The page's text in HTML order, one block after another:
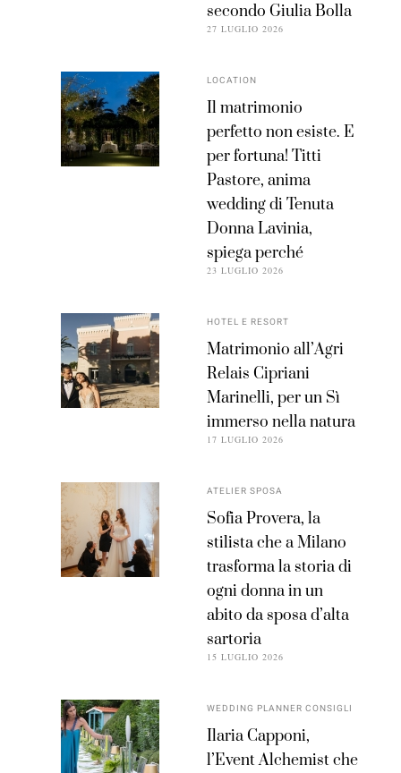
secondo Giulia Bolla
27 LUGLIO 2026
LOCATION
Il matrimonio
perfetto non esiste. E
per fortuna! Titti
Pastore, anima
wedding di Tenuta
Donna Lavinia,
spiega perché
23 LUGLIO 2026
HOTEL E RESORT
Matrimonio all’Agri
Relais Cipriani
Marinelli, per un Sì
immerso nella natura
17 LUGLIO 2026
ATELIER SPOSA
Sofia Provera, la
stilista che a Milano
trasforma la storia di
ogni donna in un
abito da sposa d’alta
sartoria
15 LUGLIO 2026
WEDDING PLANNER CONSIGLI
Ilaria Capponi,
l’Event Alchemist che